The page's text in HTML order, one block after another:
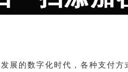
展的数字化时代，各种支付